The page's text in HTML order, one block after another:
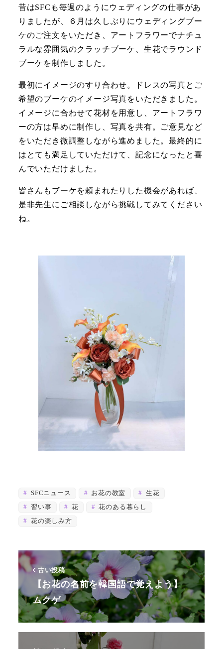
昔はSFCも毎週のようにウェディングの仕事があ
りましたが、６月は久しぶりにウェディングブー
ケのご注文をいただき、アートフラワーでナチュ
ラルな雰囲気のクラッチブーケ、生花でラウンド
ブーケを制作しました。
最初にイメージのすり合わせ。ドレスの写真とご
希望のブーケのイメージ写真をいただきました。
イメージに合わせて花材を用意し、アートフラワ
ーの方は早めに制作し、写真を共有。ご意見など
をいただき微調整しながら進めました。最終的に
はとても満足していただけて、記念になったと喜
んでいただけました。
皆さんもブーケを頼まれたりした機会があれば、
是非先生にご相談しながら挑戦してみてください
ね。
SFCニュース お花の教室
生花
習い事
花
花のある暮らし
花の楽しみ方
古い投稿
【お花の名前を韓国語で覚えよう】
ムクゲ